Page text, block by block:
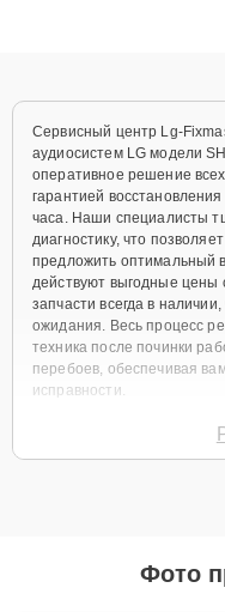
Сервисный центр Lg-
аудиосистем LG модели
оперативное решение
гарантией
часа. Наши специалисты
диагностику, что
предложить оптимальный
действуют выгодные цены
запчасти всегда в
ожидания. Весь процесс
техника после починки
перебоев, обеспечивая
исправности.
Виды
Клиент всегда имеет
Фото